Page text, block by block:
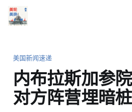
美国新闻速递
内布拉斯加参
对方阵营埋暗桩